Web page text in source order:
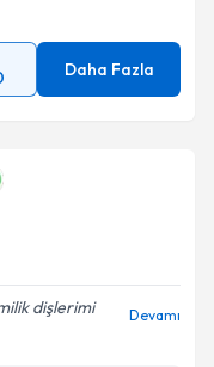
Daha Fazla
dişlerimi
Devamı